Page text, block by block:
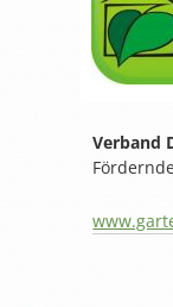
Verband